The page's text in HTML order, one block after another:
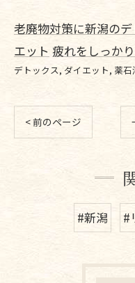
老廃物対策に新潟のデ
エット 疲れをしっか
デトックス ダイエット 薬石
< 前のページ
#新潟 #